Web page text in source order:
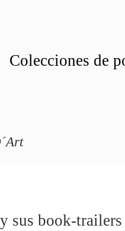
Colecciones de
sus book-trailers